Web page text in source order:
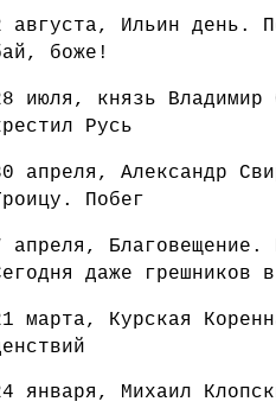
Ильин день.
боже!
июля, князь Владимир
Русь
апреля, Александр
Побег
Благовещение.
даже грешников
марта, Курская
января, Михаил